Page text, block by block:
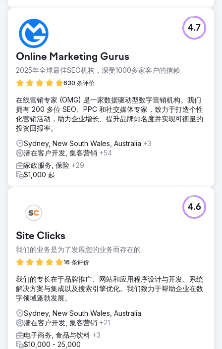
Online Marketing Gurus
2025年全球最佳SEO机构，深受1000多家客户的信赖
630 条评价
4.7
在线营销专家 (OMG) 是一家数据驱动型数字营销机构。我们
拥有 200 多位 SEO、PPC 和社交媒体专家，致力于打造个性
化营销活动，助力企业增长、提升品牌知名度并实现可衡量的
投资回报率。
Sydney, New South Wales, Australia +3
潜在客户开发, 集客营销 +54
家政服务, 保险 +29
$1,000 起
Site Clicks
我们的业务是为了发展您的业务而存在的
16 条评价
4.6
我们的专长在于品牌推广、网站和应用程序设计与开发、系统
解决方案与集成以及搜索引擎优化。我们致力于帮助企业在数
字领域蓬勃发展。
Sydney, New South Wales, Australia
潜在客户开发, 集客营销 +21
电子商务, 食品与饮料 +3
$10,000 - 25,000